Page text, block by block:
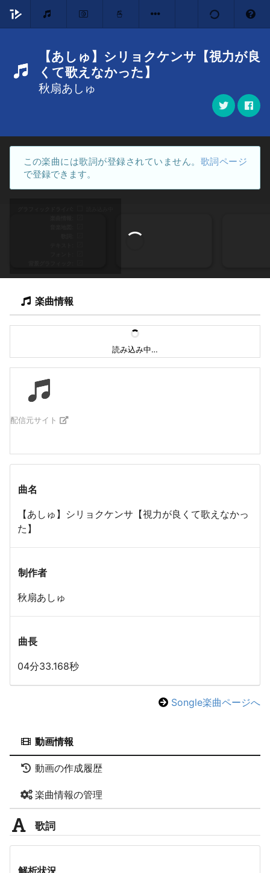
【あしゅ】シリョクケンサ【視力が良
くて歌えなかった】
秋扇あしゅ
この楽曲には歌詞が登録されていません。 歌詞ページ
で登録できます。
楽曲情報
読み込み中…
配信元サイト
曲名
【あしゅ】シリョクケンサ【視力が良くて歌えなかっ
た】
制作者
秋扇あしゅ
曲長
04分33.168秒
Songle楽曲ページへ
動画情報
動画の作成履歴
楽曲情報の管理
歌詞
解析状況